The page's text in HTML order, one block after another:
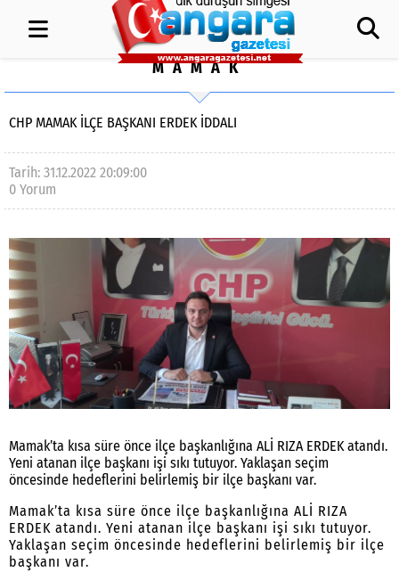
MAMAK
CHP MAMAK İLÇE BAŞKANI ERDEK İDDALI
Tarih: 31.12.2022 20:09:00
0 Yorum
Mamak’ta kısa süre önce ilçe başkanlığına ALİ RIZA ERDEK atandı.
Yeni atanan ilçe başkanı işi sıkı tutuyor. Yaklaşan seçim
öncesinde hedeflerini belirlemiş bir ilçe başkanı var.
Mamak’ta kısa süre önce ilçe başkanlığına ALİ RIZA
ERDEK atandı. Yeni atanan ilçe başkanı işi sıkı tutuyor.
Yaklaşan seçim öncesinde hedeflerini belirlemiş bir ilçe
başkanı var.